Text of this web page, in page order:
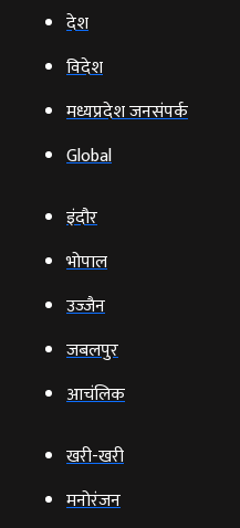
देश
विदेश
मध्यप्रदेश जनसंपर्क
Global
इंदौर
भोपाल
उज्‍जैन
जबलपुर
आचंलिक
खरी-खरी
मनोरंजन